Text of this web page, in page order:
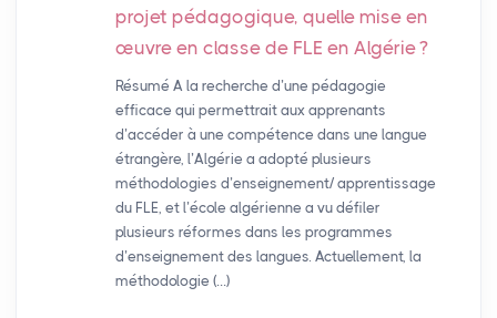
projet pédagogique, quelle mise en
œuvre en classe de FLE en Algérie?
Résumé A la recherche d’une pédagogie
efficace qui permettrait aux apprenants
d’accéder à une compétence dans une langue
étrangère, l’Algérie a adopté plusieurs
méthodologies d’enseignement/ apprentissage
du FLE, et l’école algérienne a vu défiler
plusieurs réformes dans les programmes
d’enseignement des langues. Actuellement, la
méthodologie (…)